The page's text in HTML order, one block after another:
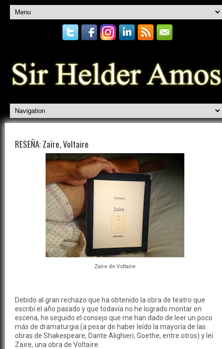
RESEÑA: Zaïre, Voltaire
Zaïre de Voltaire
Debido al gran rechazo que ha obtenido la obra de teatro que
escribí el año pasado y que todavía no he logrado montar en
escena, he seguido el consejo que me han dado de leer un poco
más de dramaturgia (a pesar de haber leído la mayoría de las
obras de Shakespeare, Dante Alighieri, Goethe, entre otros) y leí
Zaïre, una obra de Voltaïre.